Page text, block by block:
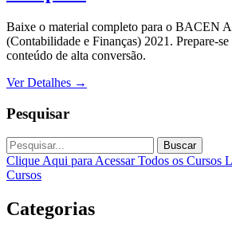
Baixe o material completo para o BACEN
(Contabilidade e Finanças) 2021. Prepare-se
conteúdo de alta conversão.
Ver Detalhes →
Pesquisar
Buscar
Clique Aqui para Acessar Todos os Cursos
Cursos
Categorias